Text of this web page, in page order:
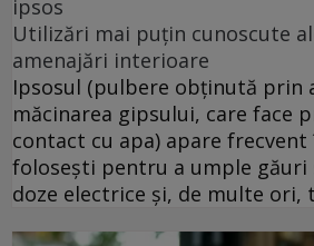
ipsos
Utilizări mai puțin cunoscute
amenajări interioare
Ipsosul (pulbere obținută prin
măcinarea gipsului, care face
contact cu apa) apare
folosești pentru a umple găuri
doze electrice și, de multe ori,